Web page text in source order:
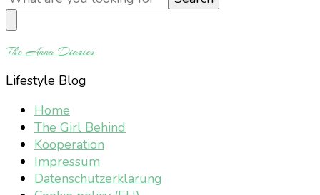
Something?
The Anna Diaries
Lifestyle Blog
Home
The Girl Behind
Kooperation
Impressum
Datenschutzerklärung